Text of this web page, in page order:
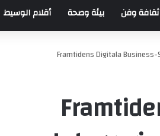
ثقافة وفن بيئة وصحة أقلام الوسيط
Framtidens Digitala Business-